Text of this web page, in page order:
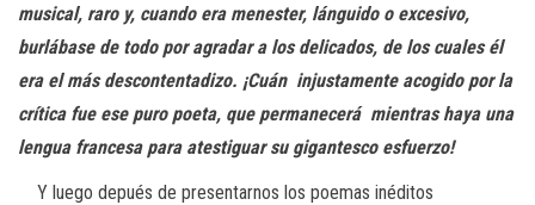
musical, raro y, cuando era menester, lánguido o excesivo,
burlábase de todo por agradara los delicados, de los cuales él
era el más descontentadizo. ¡Cuán injustamente acogido por la
crítica fue ese puro poeta, que permanecerá mientras haya una
lengua francesa para atestiguar su gigantesco esfuerzo!
Y luego depués de presentarnos los poemas inéditos